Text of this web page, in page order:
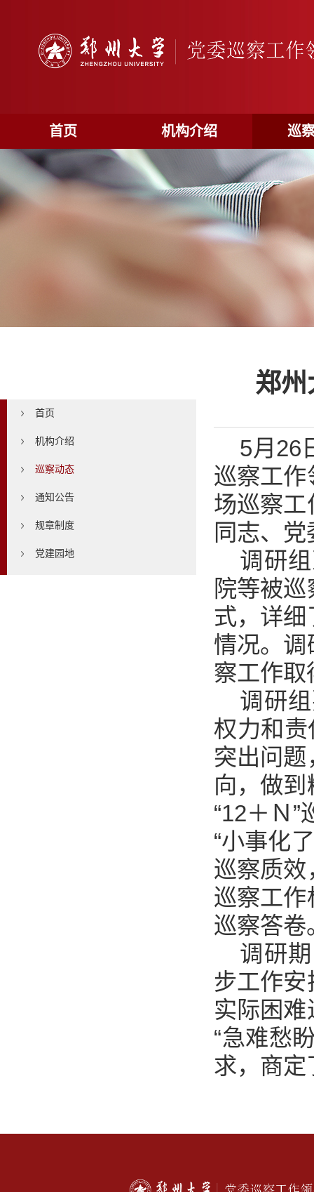
首页 机构介绍 巡
首页
机构介绍
巡察动态
通知公告
规章制度
党建园地
郑州
5月26
巡察工
场巡察
同志、
调研
院等被
式，详
情况。
察工作取
调研
权力和责
突出问
向，做
“12＋Ｎ
“小事化
巡察质
巡察工
巡察答卷
调研
步工作
实际困
“急难愁
求，商定